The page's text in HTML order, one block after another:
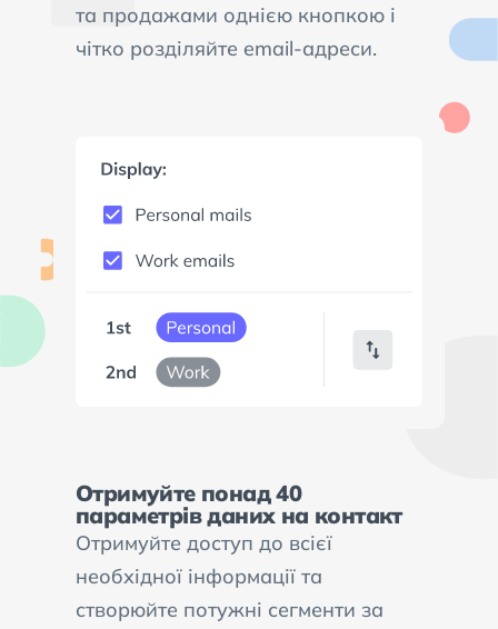
та продажами однією кнопкою і
чітко розділяйте email-адреси.
Отримуйте понад 40
параметрів даних на контакт
Отримуйте доступ до всієї
необхідної інформації та
створюйте потужні сегменти за